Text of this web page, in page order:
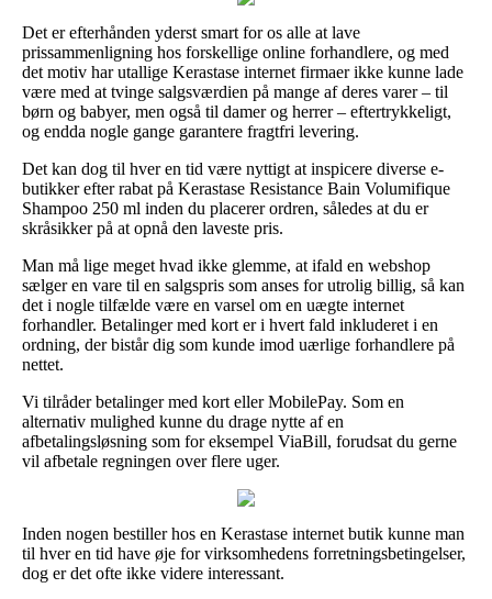
Det er efterhånden yderst smart for os alle at lave
prissammenligning hos forskellige online forhandlere, og med
det motiv har utallige Kerastase internet firmaer ikke kunne lade
være med at tvinge salgsværdien på mange af deres varer – til
børn og babyer, men også til damer og herrer – eftertrykkeligt,
og endda nogle gange garantere fragtfri levering.
Det kan dog til hver en tid være nyttigt at inspicere diverse e-
butikker efter rabat på Kerastase Resistance Bain Volumifique
Shampoo 250 ml inden du placerer ordren, således at du er
skråsikker på at opnå den laveste pris.
Man må lige meget hvad ikke glemme, at ifald en webshop
sælger en vare til en salgspris som anses for utrolig billig, så kan
det i nogle tilfælde være en varsel om en uægte internet
forhandler. Betalinger med kort er i hvert fald inkluderet i en
ordning, der bistår dig som kunde imod uærlige forhandlere på
nettet.
Vi tilråder betalinger med kort eller MobilePay. Som en
alternativ mulighed kunne du drage nytte af en
afbetalingsløsning som for eksempel ViaBill, forudsat du gerne
vil afbetale regningen over flere uger.
Inden nogen bestiller hos en Kerastase internet butik kunne man
til hver en tid have øje for virksomhedens forretningsbetingelser,
dog er det ofte ikke videre interessant.